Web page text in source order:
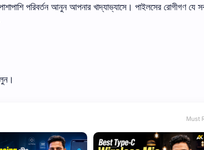
পরিবর্তন আনুন আপনার খাদ্যাভ্যাসে। পাইলসের রোগীগণ যে
Must